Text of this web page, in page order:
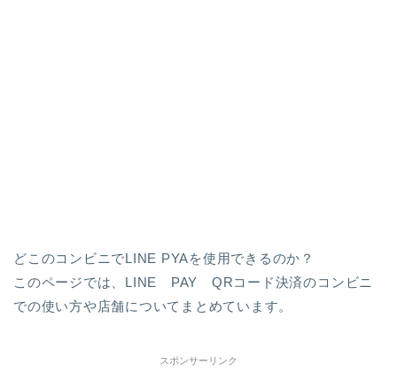
どこのコンビニでLINE PYAを使用できるのか？
このページでは、LINE PAY QRコード決済のコンビニ
での使い方や店舗についてまとめています。
スポンサーリンク